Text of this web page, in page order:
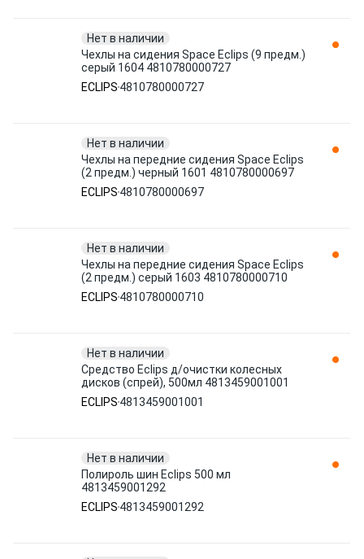
Нет в наличии
Чехлы на сидения Space Eclips (9 предм.)
серый 1604 4810780000727
ECLIPS 4810780000727
Нет в наличии
Чехлы на передние сидения Space Eclips
(2 предм.) черный 1601 4810780000697
ECLIPS 4810780000697
Нет в наличии
Чехлы на передние сидения Space Eclips
(2 предм.) серый 1603 4810780000710
ECLIPS 4810780000710
Нет в наличии
Средство Eclips д/очистки колесных
дисков (спрей), 500мл 4813459001001
ECLIPS 4813459001001
Нет в наличии
Полироль шин Eclips 500 мл
4813459001292
ECLIPS 4813459001292